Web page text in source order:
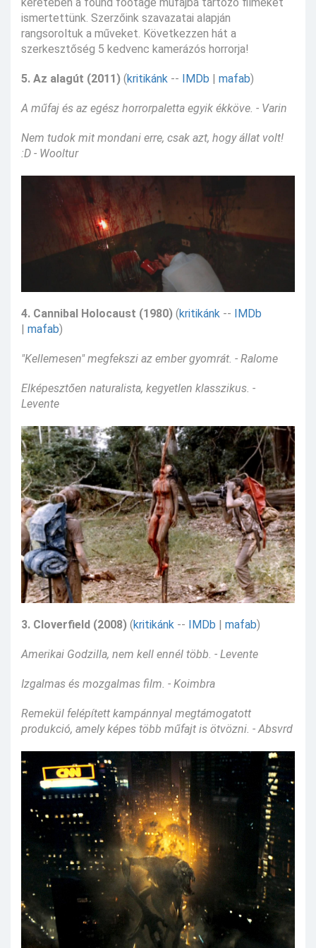
keretében a found footage műfajba tartozó filmeket
ismertettünk. Szerzőink szavazatai alapján
rangsoroltuk a műveket. Következzen hát a
szerkesztőség 5 kedvenc kamerázós horrorja!
5. Az alagút (2011) (kritikánk -- IMDb mafab)
A műfaj és az egész horrorpaletta egyik ékköve. - Varin
Nem tudok mit mondani erre, csak azt, hogy állat volt!
:D - Wooltur
4. Cannibal Holocaust (1980) (kritikánk --
IMDb
mafab)
"Kellemesen" megfekszi az ember gyomrát. - Ralome
Elképesztően naturalista, kegyetlen klasszikus. -
Levente
3. Cloverfield (2008) (kritikánk -- IMDb | mafab)
Amerikai Godzilla, nem kell ennél több. - Levente
Izgalmas és mozgalmas film. - Koimbra
Remekül felépített kampánnyal megtámogatott
produkció, amely képes több műfajt is ötvözni. - Absvrd